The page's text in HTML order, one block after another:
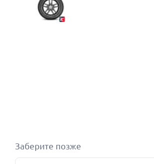
Заберите позже